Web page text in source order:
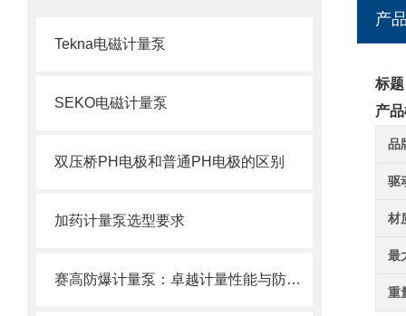
Tekna电磁计量泵
SEKO电磁计量泵
双压桥PH电极和普通PH电极的区别
加药计量泵选型要求
赛高防爆计量泵：卓越计量性能与防爆设计的结合
产
标
产
品
驱
材
最
重